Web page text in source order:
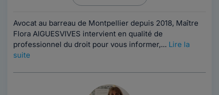
Avocat au barreau de Montpellier depuis 2018, Maître
Flora AIGUESVIVES intervient en qualité de
professionnel du droit pour vous informer,... Lire la
suite